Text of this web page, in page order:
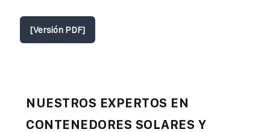
[Versión PDF]
NUESTROS EXPERTOS EN
CONTENEDORES SOLARES Y